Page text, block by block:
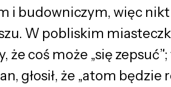
i budowniczym, więc nikt
W pobliskim
że coś może „się
głosił, że „atom